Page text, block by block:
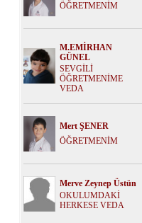
ÖĞRETMENİM
M.EMİRHAN
GÜNEL
SEVGİLİ
ÖĞRETMENİME
VEDA
Mert ŞENER
ÖĞRETMENİM
Merve Zeynep Üstün
OKULUMDAKİ
HERKESE VEDA